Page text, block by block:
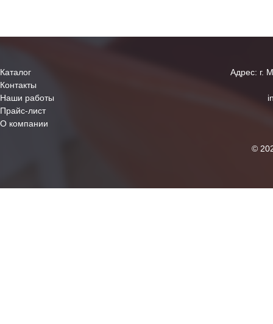
Каталог
Контакты
Наши работы
Прайс-лист
О компании
Адрес: г.
©